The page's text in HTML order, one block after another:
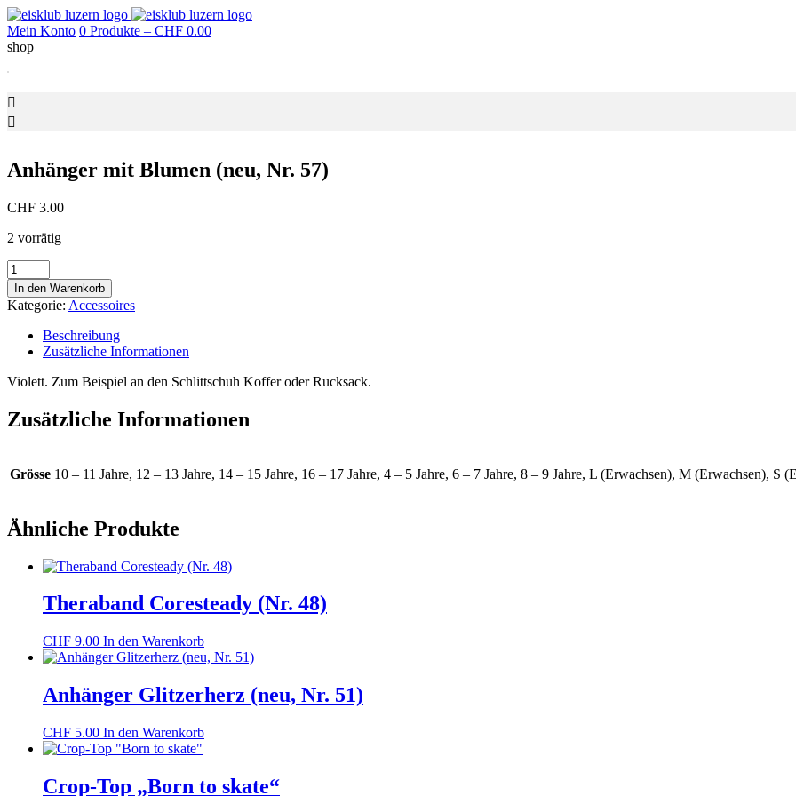
Mein Konto 0 Produkte – CHF 0.00
shop
Anhänger mit Blumen (neu, Nr. 57)
CHF 3.00
2 vorrätig
Anhänger
mit
Blumen
(neu,
Menge
In den Warenkorb
Kategorie: Accessoires
Beschreibung
Zusätzliche Informationen
Violett. Zum Beispiel an den Schlittschuh Koffer oder Rucksack.
Zusätzliche Informationen
Grösse 10 – 11 Jahre, 12 – 13 Jahre, 14 – 15 Jahre, 16 – 17 Jahre, 4 – 5 Jahre, 6 – 7 Jahre, 8 – 9 Jahre, L (Erwachsen), M (Erwachsen), S
Ähnliche Produkte
Theraband Coresteady (Nr. 48)
CHF 9.00 In den Warenkorb
Anhänger Glitzerherz (neu, Nr. 51)
CHF 5.00 In den Warenkorb
Crop-Top „Born to skate“